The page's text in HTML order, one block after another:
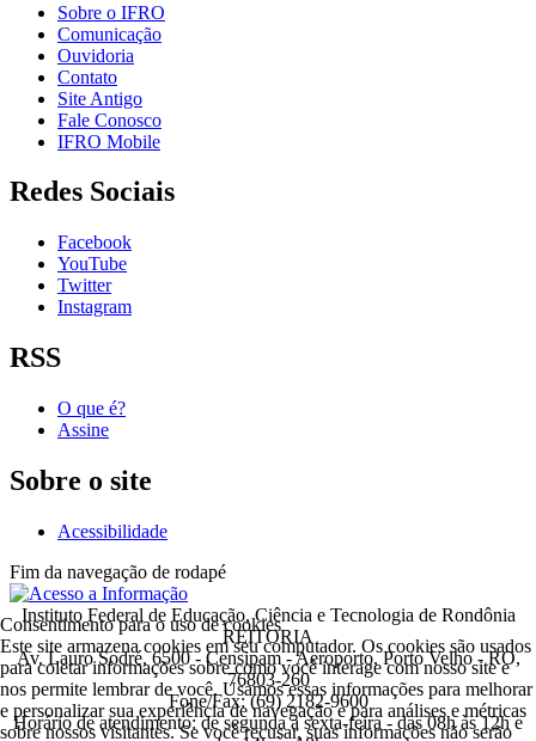
Sobre o IFRO
Comunicação
Ouvidoria
Contato
Site Antigo
Fale Conosco
IFRO Mobile
Redes Sociais
Facebook
YouTube
Twitter
Instagram
RSS
O que é?
Assine
Sobre o site
Acessibilidade
Fim da navegação de rodapé
Instituto Federal de Educação, Ciência e Tecnologia de Rondônia
REITORIA
Av. Lauro Sodré, 6500 - Censipam - Aeroporto, Porto Velho - RO,
76803-260
Fone/Fax: (69) 2182-9600
Horário de atendimento: de segunda a sexta-feira - das 08h às 12h e
Consentimento para o uso de cookies
Este site armazena cookies em seu computador. Os cookies são usados
para coletar informações sobre como você interage com nosso site e
nos permite lembrar de você. Usamos essas informações para melhorar
e personalizar sua experiência de navegação e para análises e métricas
sobre nossos visitantes. Se você recusar, suas informações não serão